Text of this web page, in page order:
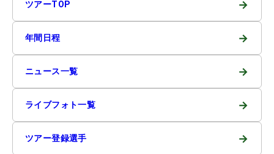
ツアーTOP →
年間日程 →
ニュース一覧 →
ライブフォト一覧 →
ツアー登録選手 →